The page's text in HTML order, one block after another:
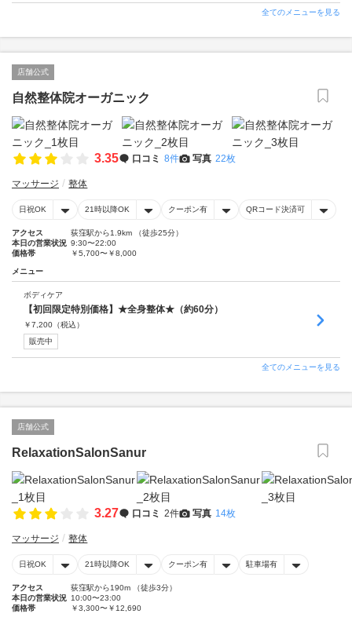
全てのメニューを見る
店舗公式
自然整体院オーガニック
3.35 口コミ 8件 写真 22枚
マッサージ 整体
日祝OK 21時以降OK クーポン有 QRコード決済可
アクセス
荻窪駅から1.9km （徒歩25分）
本日の営業状況 9:30〜22:00
価格帯
￥5,700〜￥8,000
メニュー
ボディケア
【初回限定特別価格】★全身整体★（約60分）
￥7,200 （税込）
販売中
全てのメニューを見る
店舗公式
RelaxationSalonSanur
3.27 口コミ 2件 写真 14枚
マッサージ 整体
日祝OK 21時以降OK クーポン有 駐車場有
アクセス
荻窪駅から190m （徒歩3分）
本日の営業状況 10:00〜23:00
価格帯
￥3,300〜￥12,690